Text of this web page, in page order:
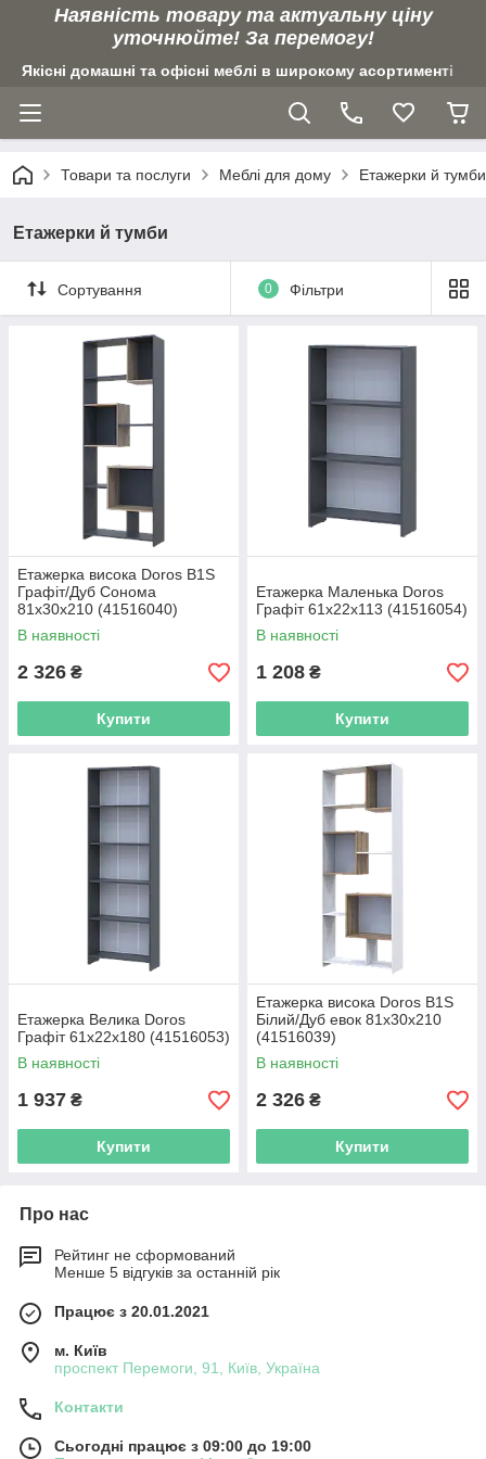
Наявність товару та актуальну ціну
уточнюйте! За перемогу!
Якісні домашні та офісні меблі в широкому асортименті
Товари та послуги Меблі для дому Етажерки й тумби
Етажерки й тумби
Сортування 0 Фільтри
Етажерка висока Doros B1S
Графіт/Дуб Сонома
81х30х210 (41516040)
В наявності
2 326 ₴
Купити
Етажерка Маленька Doros
Графіт 61х22х113 (41516054)
В наявності
1 208 ₴
Купити
Етажерка Велика Doros
Графіт 61х22х180 (41516053)
В наявності
1 937 ₴
Купити
Етажерка висока Doros B1S
Білий/Дуб евок 81х30х210
(41516039)
В наявності
2 326 ₴
Купити
Про нас
Рейтинг не сформований
Менше 5 відгуків за останній рік
Працює з 20.01.2021
м. Київ
проспект Перемоги, 91, Київ, Україна
Контакти
Сьогодні працює з 09:00 до 19:00